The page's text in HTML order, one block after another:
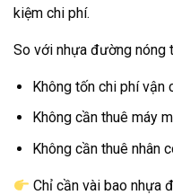
kiệm chi phí.
So với nhựa đường nóng
Không tốn chi phí vận
Không cần thuê máy
Không cần thuê nhân
Chỉ cần vài bao nhựa